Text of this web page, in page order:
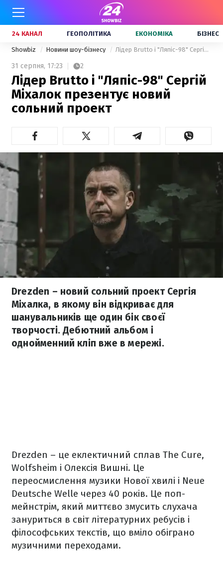
24 КАНАЛ ГЕОПОЛІТИКА ЕКОНОМІКА БІЗНЕС
Showbiz Новини шоу-бізнесу Лідер Brutto і "Ляпіс-98" Сергій Міхалок презентує новий сольний проект
31 серпня, 17:23 2
Лідер Brutto і "Ляпіс-98" Сергій
Міхалок презентує новий
сольний проект
Drezden – новий сольний проект Сергія
Міхалка, в якому він відкриває для
шанувальників ще один бік своєї
творчості. Дебютний альбом і
однойменний кліп вже в мережі.
Drezden – це еклектичний сплав The Cure,
Wolfsheim і Олексія Вишні. Це
переосмислення музики Нової хвилі і Neue
Deutsche Welle через 40 років. Це поп-
мейнстрім, який миттєво змусить слухача
зануриться в світ літературних ребусів і
філософських текстів, що вміло обіграно
музичними переходами.